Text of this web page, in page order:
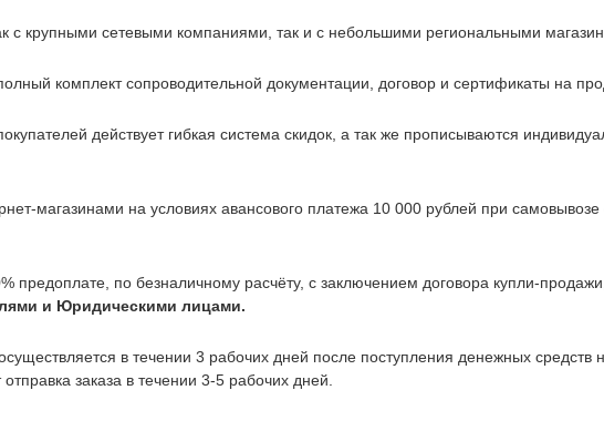
с крупными сетевыми компаниями, так и с небольшими региональными
комплект сопроводительной документации, договор и сертификаты на
действует гибкая система скидок, а так же прописываются
магазинами на условиях авансового платежа 10 000 рублей при самовывозе
предоплате, по безналичному расчёту, с заключением договора купли-продажи,
и Юридическими лицами.
осуществляется в течении 3 рабочих дней после поступления денежных
заказа в течении 3-5 рабочих дней.